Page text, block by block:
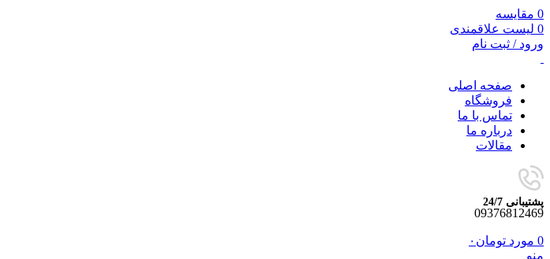
0 مقایسه
0 لیست علاقمندی
ورود / ثبت نام
صفحه اصلی
فروشگاه
تماس با ما
درباره ما
مقالات
پشتیبانی 24/7
09376812469
0 مورد تومان ۰
منو